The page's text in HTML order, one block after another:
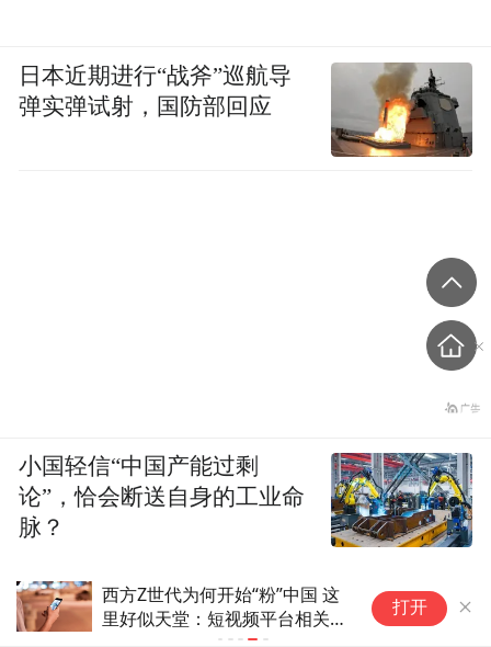
西方Z世代为何开始“粉”中国 这
里好似天堂：短视频平台相关内
容总浏览量突破40亿次
打开
日本近期进行“战斧”巡航导
弹实弹试射，国防部回应
小国轻信“中国产能过剩
论”，恰会断送自身的工业命
脉？